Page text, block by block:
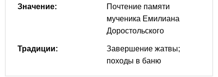
Значение:
Почтение памяти
мученика Емилиана
Доростольского
Традиции:
Завершение жатвы;
походы в баню